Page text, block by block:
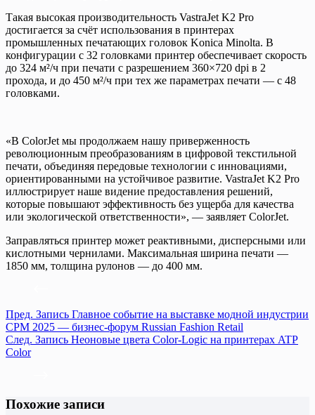
Такая высокая производительность VastraJet K2 Pro
достигается за счёт использования в принтерах
промышленных печатающих головок Konica Minolta. В
конфигурации с 32 головками принтер обеспечивает скорость
до 324 м²/ч при печати с разрешением 360×720 dpi в 2
прохода, и до 450 м²/ч при тех же параметрах печати — с 48
головками.
«В ColorJet мы продолжаем нашу приверженность
революционным преобразованиям в цифровой текстильной
печати, объединяя передовые технологии с инновациями,
ориентированными на устойчивое развитие. VastraJet K2 Pro
иллюстрирует наше видение предоставления решений,
которые повышают эффективность без ущерба для качества
или экологической ответственности», — заявляет ColorJet.
Заправляться принтер может реактивными, дисперсными или
кислотными чернилами. Максимальная ширина печати —
1850 мм, толщина рулонов — до 400 мм.
Пред. Запись Главное событие на выставке модной индустрии
CPM 2025 — бизнес-форум Russian Fashion Retail
След. Запись Неоновые цвета Color-Logic на принтерах ATP
Color
Похожие записи